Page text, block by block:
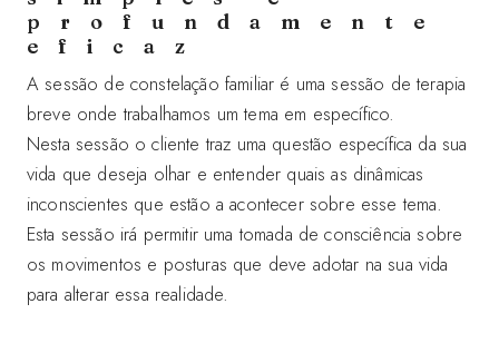
profundamente
eficaz
A sessão de constelação familiar é uma sessão de terapia
breve onde trabalhamos um tema em específico.
Nesta sessão o cliente traz uma questão específica da sua
vida que deseja olhar e entender quais as dinâmicas
inconscientes que estão a acontecer sobre esse tema.
Esta sessão irá permitir uma tomada de consciência sobre
os movimentos e posturas que deve adotar na sua vida
para alterar essa realidade.